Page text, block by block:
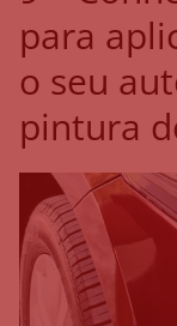
para
o seu
pintura